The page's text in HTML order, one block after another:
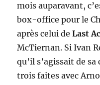
mois auparavant,
box-office pour le
après celui deLast
McTiernan. Si Ivan
qu’il s’agissait de
trois faites avec